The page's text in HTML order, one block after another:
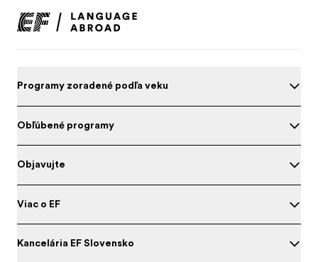
Programy zoradené podľa veku
Obľúbené programy
Objavujte
Viac o EF
Kancelária EF Slovensko